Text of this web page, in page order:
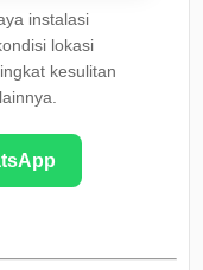
instalasi
lokasi
kesulitan